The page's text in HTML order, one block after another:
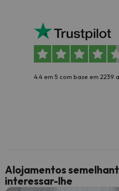
4.4 em 5 com base em 2239
Alojamentos
interessar-lhe